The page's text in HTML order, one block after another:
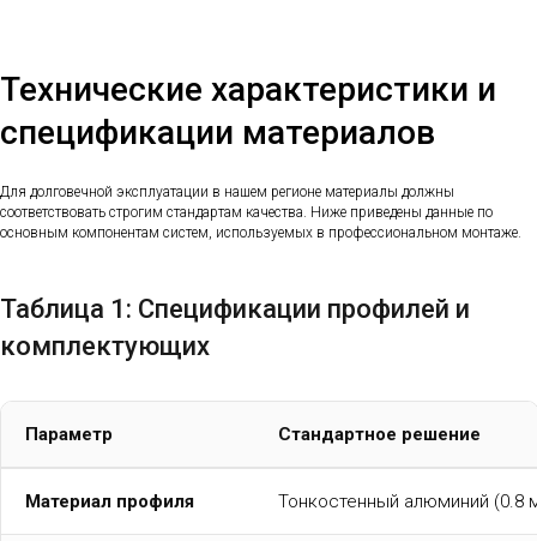
Технические характеристики и
спецификации материалов
Для долговечной эксплуатации в нашем регионе материалы должны
соответствовать строгим стандартам качества. Ниже приведены данные по
основным компонентам систем, используемых в профессиональном монтаже.
Таблица 1: Спецификации профилей и
комплектующих
Параметр Стандартное решение
Материал профиля Тонкостенный алюминий (0.8